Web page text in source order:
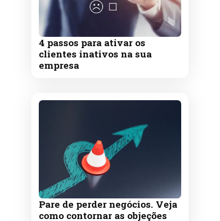
4 passos para ativar os
clientes inativos na sua
empresa
Pare de perder negócios. Veja
como contornar as objeções